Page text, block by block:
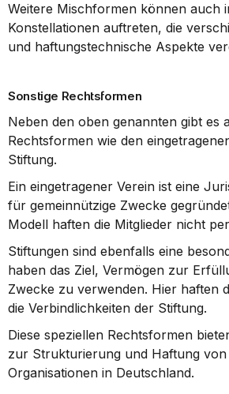
Weitere Mischformen können auch
Konstellationen auftreten, die
und haftungstechnische Aspekte
Sonstige Rechtsformen
Neben den oben genannten gibt es
Rechtsformen wie den
Stiftung.
Ein eingetragener Verein ist eine
für gemeinnützige Zwecke
Modell haften die Mitglieder nicht
Stiftungen sind ebenfalls eine
haben das Ziel, Vermögen zur
Zwecke zu verwenden. Hier haften
die Verbindlichkeiten der Stiftung.
Diese speziellen Rechtsformen
zur Strukturierung und Haftung
Organisationen in Deutschland.